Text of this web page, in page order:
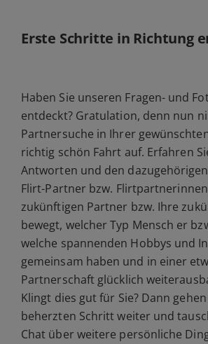
Erste Schritte in Richtung
Haben Sie unseren Fragen- und
entdeckt? Gratulation, denn nun
Partnersuche in Ihrer
richtig schön Fahrt auf. Erfahren
Antworten und den
Flirt-Partner bzw.
zukünftigen Partner bzw. Ihre
bewegt, welcher Typ Mensch er
welche spannenden Hobbys und
gemeinsam haben und in einer
Partnerschaft glücklich
Klingt dies gut für Sie? Dann
beherzten Schritt weiter und
Chat über weitere persönliche